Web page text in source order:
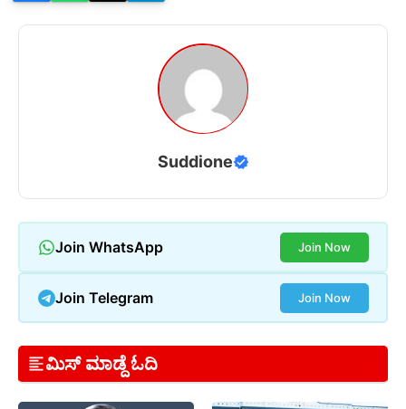
Suddione
Join WhatsApp Join Now
Join Telegram Join Now
ಮಿಸ್ ಮಾಡ್ದೆ ಓದಿ